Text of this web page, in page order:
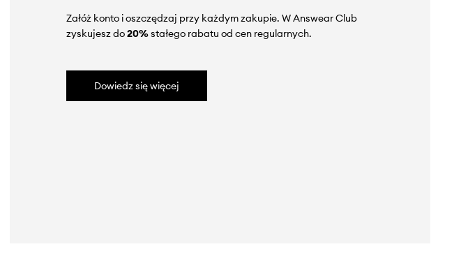
Załóż konto i oszczędzaj przy każdym zakupie. W Answear Club
zyskujesz do20%stałego rabatu od cen regularnych.
Dowiedz się więcej